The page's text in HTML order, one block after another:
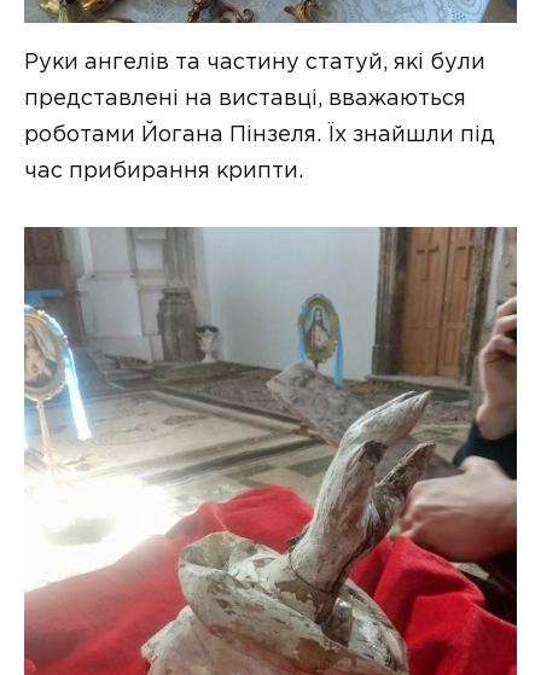
Руки ангелів та частину статуй, які були
представлені на виставці, вважаються
роботами Йогана Пінзеля. Їх знайшли під
час прибирання крипти.